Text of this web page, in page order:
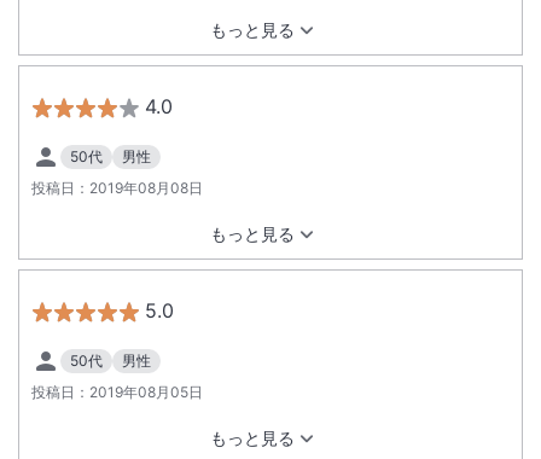
もっと見る
4.0
50代
男性
投稿日： 2019年08月08日
もっと見る
5.0
50代
男性
投稿日： 2019年08月05日
もっと見る